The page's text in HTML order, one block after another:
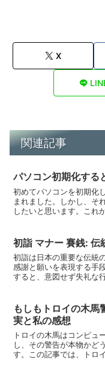
X
関連記事
パソコン初期化する
初めてパソコンを初期化
まれました。しかし、そ
したいと思います。これ
初詣 マナー 賽銭: 伝
初詣は日本の重要な伝統
感謝と願いを表現する手
すると、意図せず失礼な
もしもトロイの木馬
実と私の感想
トロイの木馬はコンピュ
し、その警告が本物かど
す。この記事では、トロ